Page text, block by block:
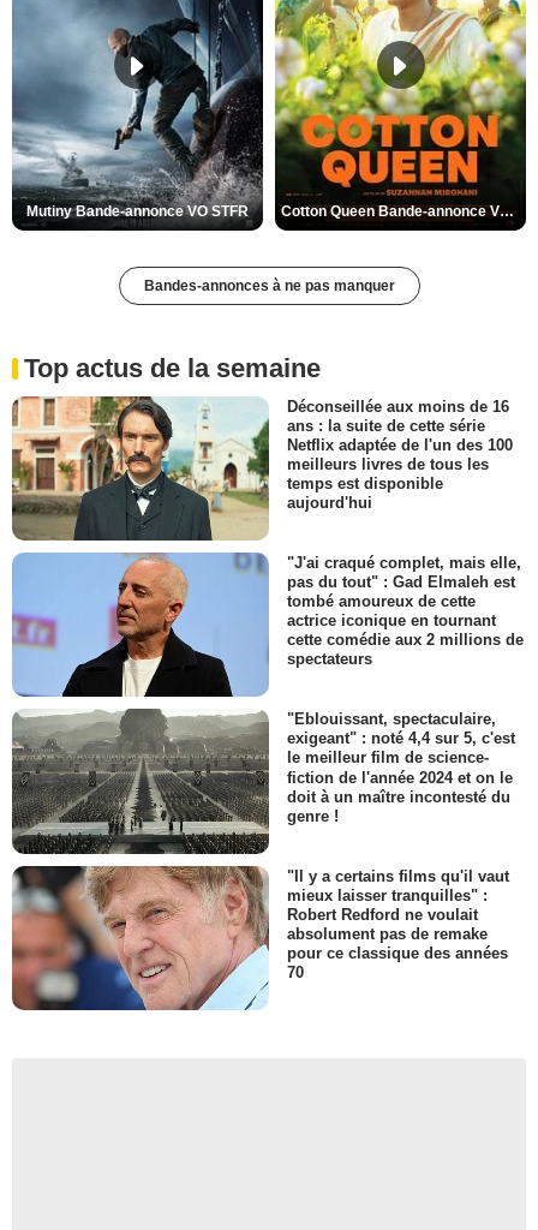
Mutiny Bande-annonce VO STFR Cotton Queen Bande-annonce VO STFR
Bandes-annonces à ne pas manquer
Top actus de la semaine
Déconseillée aux moins de 16
ans : la suite de cette série
Netflix adaptée de l'un des 100
meilleurs livres de tous les
temps est disponible
aujourd'hui
"J'ai craqué complet, mais elle,
pas du tout" : Gad Elmaleh est
tombé amoureux de cette
actrice iconique en tournant
cette comédie aux 2 millions de
spectateurs
"Eblouissant, spectaculaire,
exigeant" : noté 4,4 sur 5, c'est
le meilleur film de science-
fiction de l'année 2024 et on le
doit à un maître incontesté du
genre !
"Il y a certains films qu'il vaut
mieux laisser tranquilles" :
Robert Redford ne voulait
absolument pas de remake
pour ce classique des années
70